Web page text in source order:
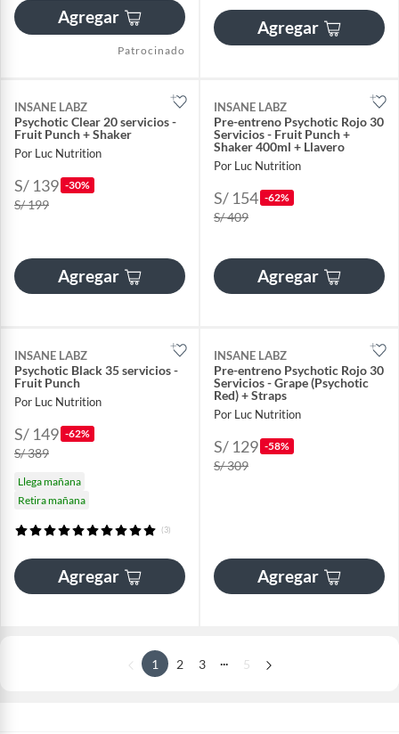
Agregar
Patrocinado
Agregar
INSANE LABZ
Psychotic Clear 20 servicios -
Fruit Punch + Shaker
Por Luc Nutrition
S/ 139 -30%
S/ 199
Agregar
INSANE LABZ
Pre-entreno Psychotic Rojo 30
Servicios - Fruit Punch +
Shaker 400ml + Llavero
Por Luc Nutrition
S/ 154 -62%
S/ 409
Agregar
INSANE LABZ
Psychotic Black 35 servicios -
Fruit Punch
Por Luc Nutrition
S/ 149 -62%
S/ 389
Llega mañana
Retira mañana
(3)
Agregar
INSANE LABZ
Pre-entreno Psychotic Rojo 30
Servicios - Grape (Psychotic
Red) + Straps
Por Luc Nutrition
S/ 129 -58%
S/ 309
Agregar
1 2 3 ... 5